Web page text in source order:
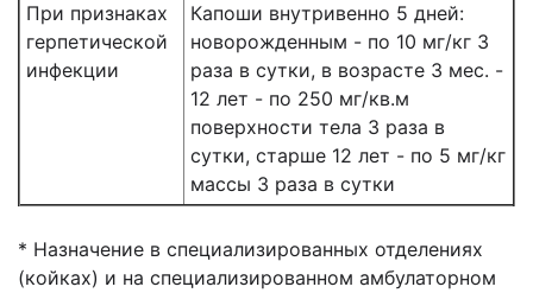
При признаках
герпетической
инфекции
Капоши внутривенно 5 дней:
новорожденным - по 10 мг/кг 3
раза в сутки, в возрасте 3 мес. -
12 лет - по 250 мг/кв.м
поверхности тела 3 раза в
сутки, старше 12 лет - по 5 мг/кг
массы 3 раза в сутки
* Назначение в специализированных отделениях
(койках) и на специализированном амбулаторном